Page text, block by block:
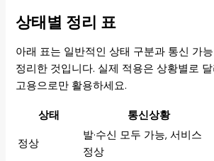
상태별 정리 표
아래 표는 일반적인 상태 구분과 통신 가
정리한 것입니다. 실제 적용은 상황별로
고용으로만 활용하세요.
상태 통신상황
정상
발·수신 모두 가능, 서비스
정상